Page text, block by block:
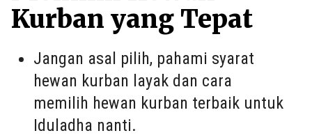
Kurban yang Tepat
Jangan asal pilih, pahami syarat
hewan kurban layak dan cara
memilih hewan kurban terbaik untuk
Iduladha nanti.